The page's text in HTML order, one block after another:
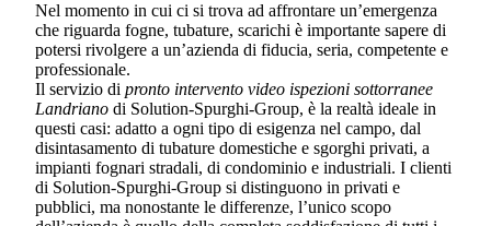
Nel momento in cui ci si trova ad affrontare un’emergenza
che riguarda fogne, tubature, scarichi è importante sapere di
potersi rivolgere a un’azienda di fiducia, seria, competente e
professionale.
Il servizio di pronto intervento video ispezioni sottorranee
Landriano di Solution-Spurghi-Group, è la realtà ideale in
questi casi: adatto a ogni tipo di esigenza nel campo, dal
disintasamento di tubature domestiche e sgorghi privati, a
impianti fognari stradali, di condominio e industriali. I clienti
di Solution-Spurghi-Group si distinguono in privati e
pubblici, ma nonostante le differenze, l’unico scopo